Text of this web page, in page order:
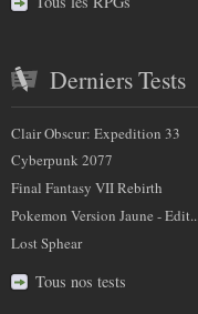
Derniers Tests
Clair Obscur: Expedition 33
Cyberpunk 2077
Final Fantasy VII Rebirth
Pokemon Version Jaune -
Lost Sphear
Tous nos tests